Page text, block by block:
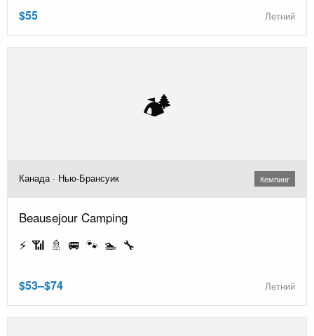
$55 Летний
🏕️
Канада · Нью-Брансуик Кемпинг
Beausejour Camping
⚡ 📶 🚿 🚐 🐾 🏊 🔧
$53–$74 Летний